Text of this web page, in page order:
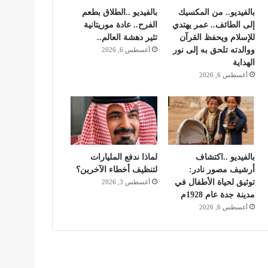
بالفيديو.. من المكسيك
إلى الطائف.. عمر يهتدي
للإسلام ويحفظ القرآن
ووالدته تلحق به إلى نور
الهداية
أغسطس 6, 2026
بالفيديو ..الطلاق بطعم
الفرح.. عادة موريتانية
تثير دهشة العالم..
أغسطس 6, 2026
بالفيديو ..اكتشاف
أرشيف مصور نادر:
توثيق لحياة الأطفال في
مدينة جدة عام 1928م
أغسطس 6, 2026
لماذا ندفع المليارات
لتنظيف أخطاء الآخرين؟
أغسطس 3, 2026